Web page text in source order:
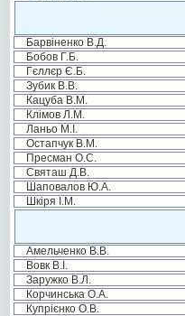
Барвіненко В.Д.
Бобов Г.Б.
Гєллєр Є.Б.
Зубик В.В.
Кацуба В.М.
Клімов Л.М.
Ланьо М.І.
Остапчук В.М.
Пресман О.С.
Святаш Д.В.
Шаповалов Ю.А.
Шкіря І.М.
Амельченко В.В.
Вовк В.І.
Заружко В.Л.
Корчинська О.А.
Купрієнко О.В.